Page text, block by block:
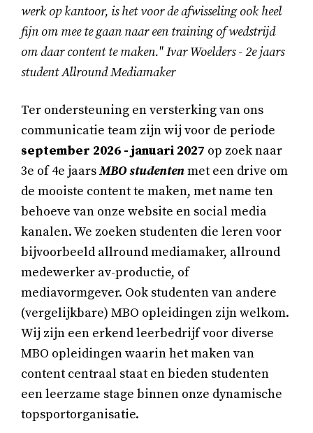
werk op kantoor, is het voor de afwisseling ook heel
fijn om mee te gaan naar een training of wedstrijd
om daar content te maken." Ivar Woelders - 2e jaars
student Allround Mediamaker
Ter ondersteuning en versterking van ons
communicatie team zijn wij voor de periode
september 2026 - januari 2027 op zoek naar
3e of 4e jaarsMBOstudentenmet een drive om
de mooiste content te maken, met name ten
behoeve van onze website en social media
kanalen. We zoeken studenten die leren voor
bijvoorbeeld allround mediamaker, allround
medewerker av-productie, of
mediavormgever. Ook studenten van andere
(vergelijkbare) MBO opleidingen zijn welkom.
Wij zijn een erkend leerbedrijf voor diverse
MBO opleidingen waarin het maken van
content centraal staat en bieden studenten
een leerzame stage binnen onze dynamische
topsportorganisatie.